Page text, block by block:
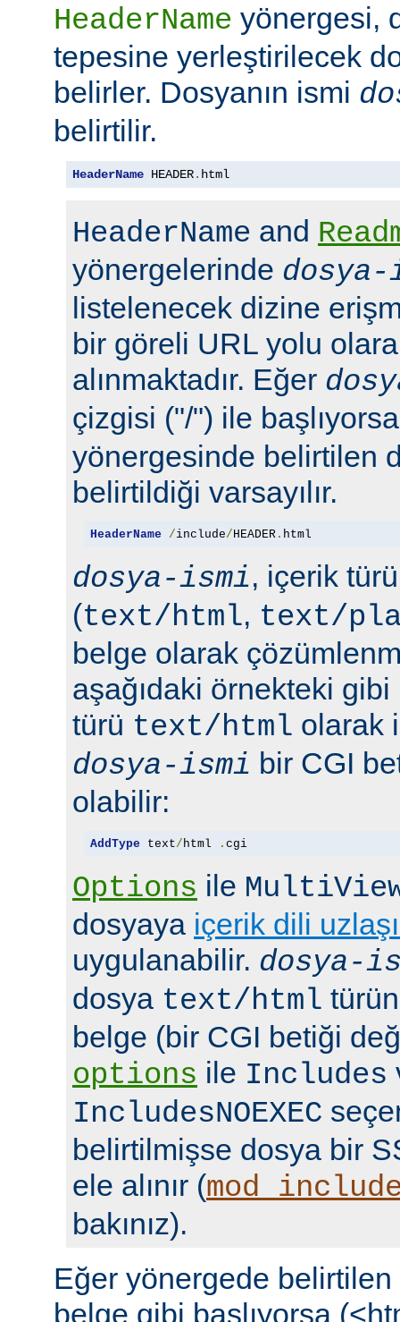
HeaderName yönergesi,
tepesine yerleştirilecek
belirler. Dosyanın ismi
belirtilir.
HeaderName HEADER. html
HeaderName and
yönergelerinde
listelenecek dizine
bir göreli URL yolu
alınmaktadır. Eğer
çizgisi ("/") ile
yönergesinde belirtilen
belirtildiği varsayılır.
HeaderName /include/ HEADER. html
dosya-ismi, içerik
(text/html, text/
belge olarak
aşağıdaki örnekteki
türü text/html olarak
dosya-ismi bir CGI
olabilir:
AddType text/ html . cgi
Options ile
dosyaya içerik dili
uygulanabilir. dosya-
dosya text/html
belge (bir CGI betiği
options ile Includes
IncludesNOEXEC
belirtilmişse dosya bir
ele alınır (
bakınız).
Eğer yönergede
belge gibi başlıyorsa